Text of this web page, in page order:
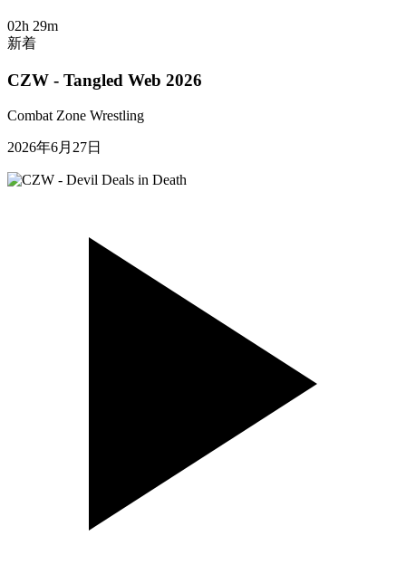
02h 29m
新着
CZW - Tangled Web 2026
Combat Zone Wrestling
2026年6月27日